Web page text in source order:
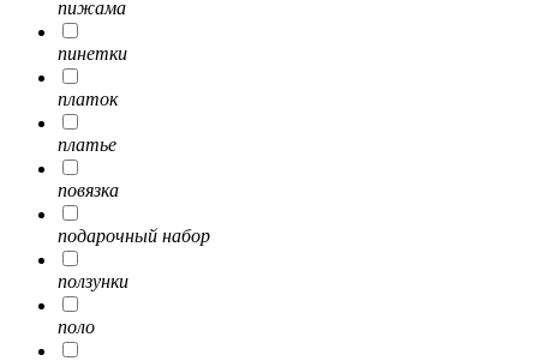
пижама
пинетки
платок
платье
повязка
подарочный набор
ползунки
поло